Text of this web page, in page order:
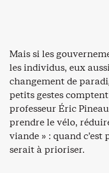
Mais si les
les individus, eux
changement de
petits gestes
professeur Éric
prendre le vélo,
viande » : quand
serait à prioriser.